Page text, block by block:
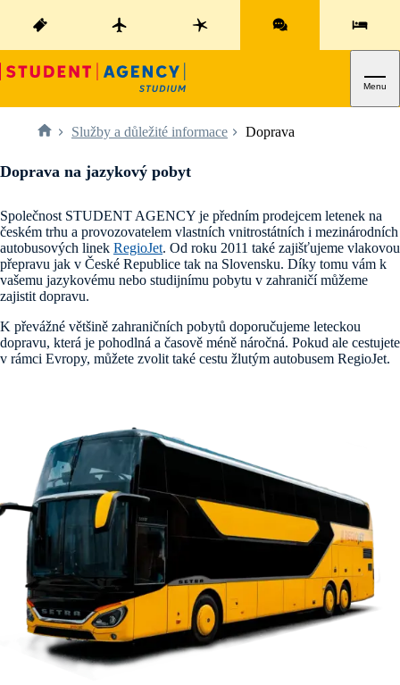
Menu
Služby a důležité informace Doprava
Doprava na jazykový pobyt
Společnost STUDENT AGENCY je předním prodejcem letenek na
českém trhu a provozovatelem vlastních vnitrostátních i mezinárodních
autobusových linek RegioJet. Od roku 2011 také zajišťujeme vlakovou
přepravu jak v České Republice tak na Slovensku. Díky tomu vám k
vašemu jazykovému nebo studijnímu pobytu v zahraničí můžeme
zajistit dopravu.
K převážné většině zahraničních pobytů doporučujeme leteckou
dopravu, která je pohodlná a časově méně náročná. Pokud ale cestujete
v rámci Evropy, můžete zvolit také cestu žlutým autobusem RegioJet.